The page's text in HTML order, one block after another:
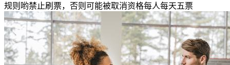
规则哟禁止刷票，否则可能被取消资格每人每天五票